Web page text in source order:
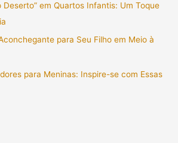
Deserto” em Quartos Infantis: Um Toque
para Seu Filho em Meio à
para Meninas: Inspire-se com Essas